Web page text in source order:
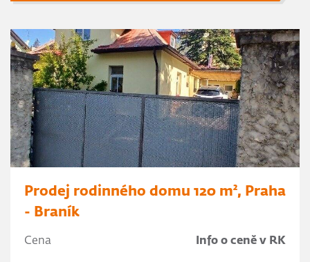
Prodej rodinného domu 120 m², Praha
- Braník
Cena Info o ceně v RK